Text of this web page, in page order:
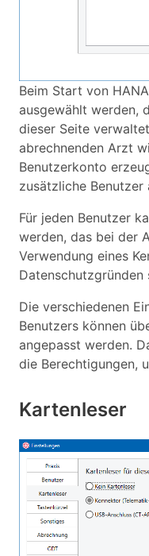
Beim Start von
ausgewählt werden,
dieser Seite
abrechnenden Arzt
Benutzerkonto
zusätzliche Benutzer
Für jeden Benutzer
werden, das bei der
Verwendung eines
Datenschutzgründen
Die verschiedenen
Benutzers können
angepasst werden.
die Berechtigungen,
Kartenleser